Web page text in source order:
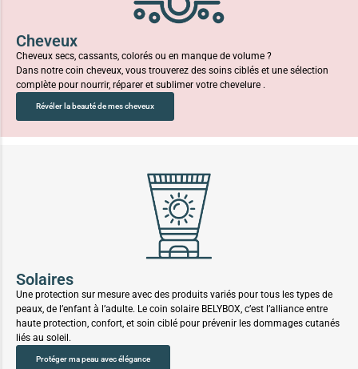
Cheveux
Cheveux secs, cassants, colorés ou en manque de volume ?
Dans notre coin cheveux, vous trouverez des soins ciblés et une sélection
complète pour nourrir, réparer et sublimer votre chevelure .
Révéler la beauté de mes cheveux
Solaires
Une protection sur mesure avec des produits variés pour tous les types de
peaux, de l’enfant à l’adulte. Le coin solaire BELYBOX, c’est l’alliance entre
haute protection, confort, et soin ciblé pour prévenir les dommages cutanés
liés au soleil.
Protéger ma peau avec élégance